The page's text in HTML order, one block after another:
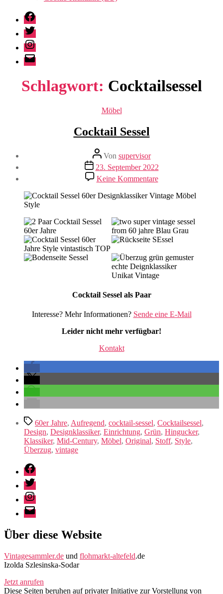
Facebook
Twitter
Instagram
E-
Mail
Schlagwort: Cocktailsessel
Kategorien
Möbel
Cocktail Sessel
Beitragsautor
Von supervisor
Veröffentlichungsdatum
23. September 2022
Keine Kommentarezu
Cocktail
Sessel
Cocktail Sessel als Paar
Interesse? Mehr Informationen? Sende eine E-Mail
Leider nicht mehr verfügbar!
Kontakt
Schlagwörter
60er Jahre, Aufregend, cocktail-sessel, Cocktailsessel,
Design, Designklassiker, Einrichtung, Grün, Hingucker,
Klassiker, Mid-Century, Möbel, Original, Stoff, Style,
Überzug, vintage
Facebook
Twitter
Instagram
E-
Mail
Über diese Website
Vintagesammler.de und flohmarkt-altefeld.de
Izolda Szlesinska-Sodar
Jetzt anrufen
Diese Seiten beruhen auf privater Initiative zur Vorstellung von